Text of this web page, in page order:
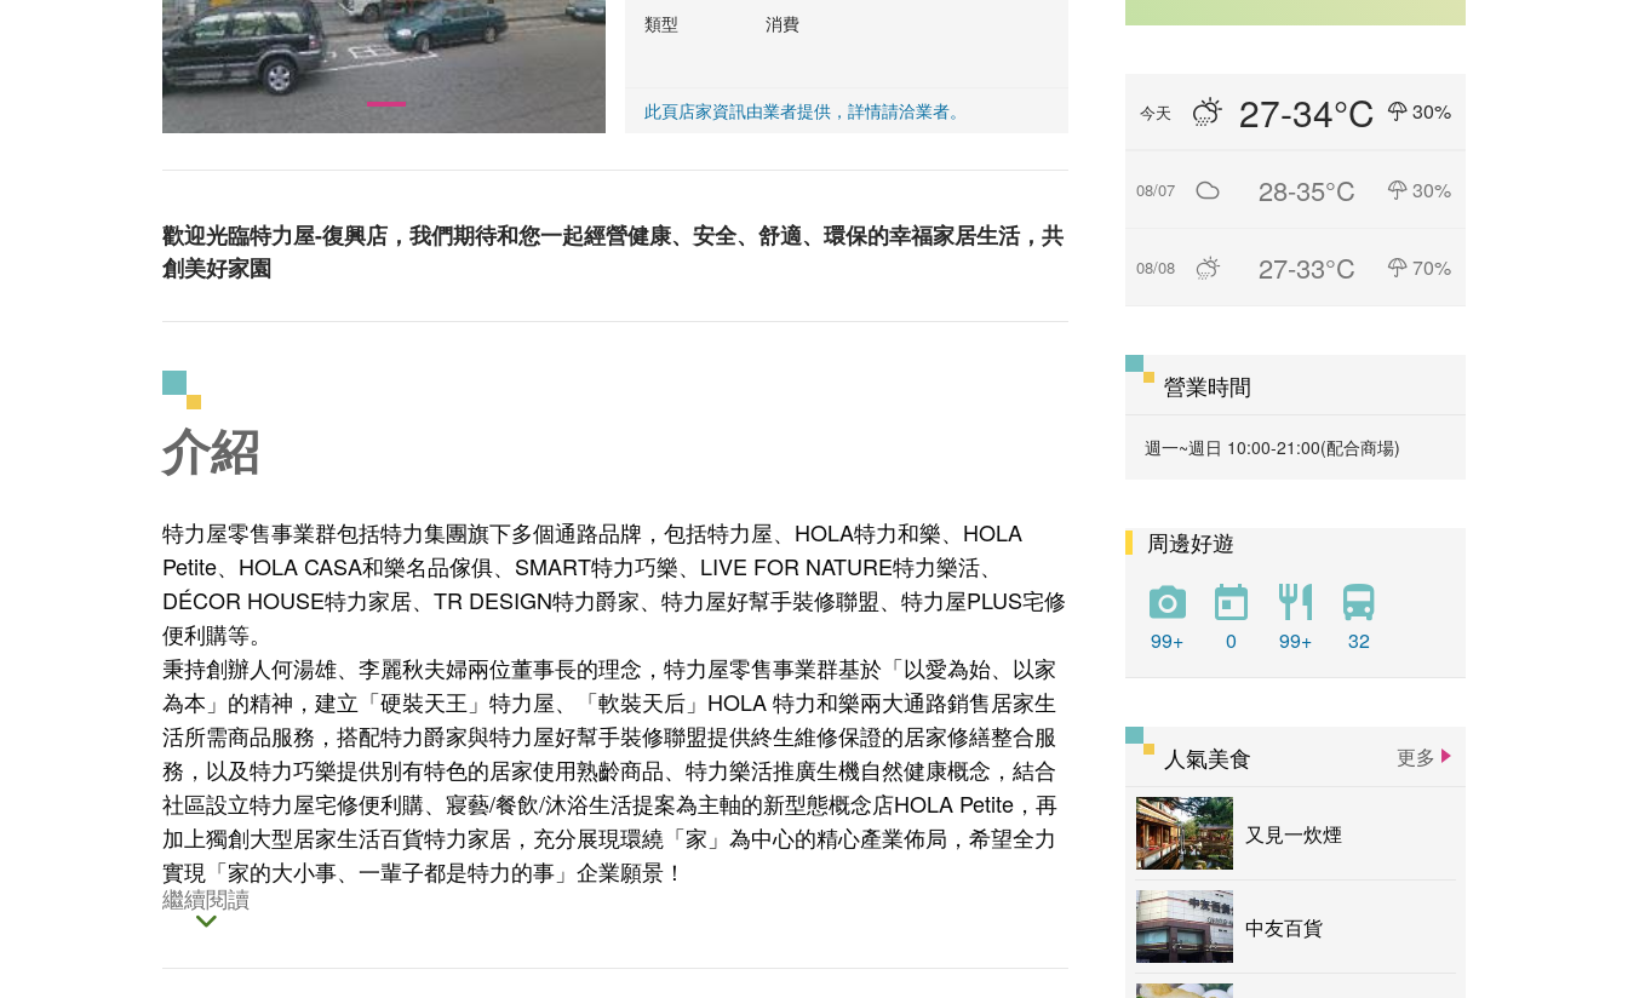
類型
消費
此頁店家資訊由業者提供，詳情請洽業者。
歡迎光臨特力屋-復興店，我們期待和您一起經營健康、安全、舒適、環保的幸福家居生活，共
創美好家園
介紹
特力屋零售事業群包括特力集團旗下多個通路品牌，包括特力屋、HOLA特力和樂、HOLA
Petite、HOLA CASA和樂名品傢俱、SMART特力巧樂、LIVE FOR NATURE特力樂活、
DÉCOR HOUSE特力家居、TR DESIGN特力爵家、特力屋好幫手裝修聯盟、特力屋PLUS宅修
便利購等。
秉持創辦人何湯雄、李麗秋夫婦兩位董事長的理念，特力屋零售事業群基於「以愛為始、以家
為本」的精神，建立「硬裝天王」特力屋、「軟裝天后」HOLA 特力和樂兩大通路銷售居家生
活所需商品服務，搭配特力爵家與特力屋好幫手裝修聯盟提供終生維修保證的居家修繕整合服
務，以及特力巧樂提供別有特色的居家使用熟齡商品、特力樂活推廣生機自然健康概念，結合
社區設立特力屋宅修便利購、寢藝/餐飲/沐浴生活提案為主軸的新型態概念店HOLA Petite，再
加上獨創大型居家生活百貨特力家居，充分展現環繞「家」為中心的精心產業佈局，希望全力
實現「家的大小事、一輩子都是特力的事」企業願景！
繼續閱讀
今天 27-34°C 30%
08/07 28-35°C 30%
08/08 27-33°C 70%
營業時間
週一~週日 10:00-21:00(配合商場)
周邊好遊
99+ 0 99+ 32
人氣美食 更多
又見一炊煙
中友百貨